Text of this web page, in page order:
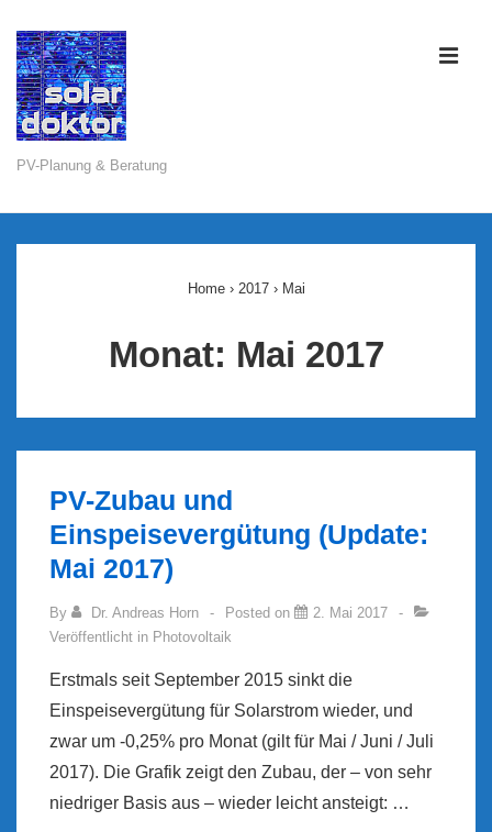
Zum
Inhalt
PV-Planung & Beratung
Home › 2017 › Mai
Monat: Mai 2017
PV-Zubau und
Einspeisevergütung (Update:
Mai 2017)
By Dr. Andreas Horn Posted on
2. Mai 2017
Veröffentlicht in Photovoltaik
Erstmals seit September 2015 sinkt die
Einspeisevergütung für Solarstrom wieder, und
zwar um -0,25% pro Monat (gilt für Mai / Juni / Juli
2017). Die Grafik zeigt den Zubau, der – von sehr
niedriger Basis aus – wieder leicht ansteigt: …